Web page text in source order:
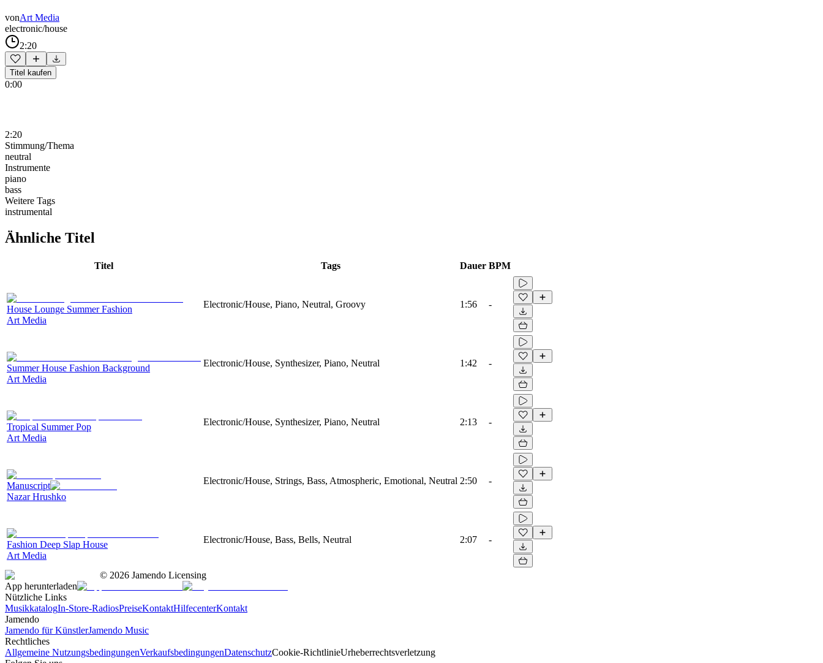
vonArt Media
electronic/house
2:20
Titel kaufen
0:00
2:20
Stimmung/Thema
neutral
Instrumente
piano
bass
Weitere Tags
instrumental
Ähnliche Titel
Titel Tags Dauer BPM
House Lounge Summer Fashion
Art Media
Electronic/House, Piano, Neutral, Groovy 1:56 -
Summer House Fashion Background
Art Media
Electronic/House, Synthesizer, Piano, Neutral 1:42 -
Tropical Summer Pop
Art Media
Electronic/House, Synthesizer, Piano, Neutral 2:13 -
Manuscript
Nazar Hrushko
Electronic/House, Strings, Bass, Atmospheric, Emotional, Neutral 2:50 -
Fashion Deep Slap House
Art Media
Electronic/House, Bass, Bells, Neutral 2:07 -
© 2026 Jamendo Licensing
App herunterladen
Nützliche Links
MusikkatalogIn-Store-RadiosPreiseKontaktHilfecenterKontakt
Jamendo
Jamendo für KünstlerJamendo Music
Rechtliches
Allgemeine NutzungsbedingungenVerkaufsbedingungenDatenschutzCookie-RichtlinieUrheberrechtsverletzung